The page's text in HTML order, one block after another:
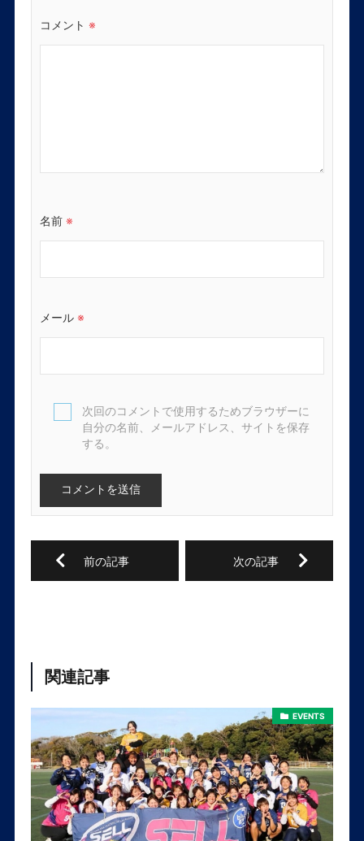
コメント ※
名前 ※
メール ※
次回のコメントで使用するためブラウザーに
自分の名前、メールアドレス、サイトを保存
する。
関連記事
EVENTS